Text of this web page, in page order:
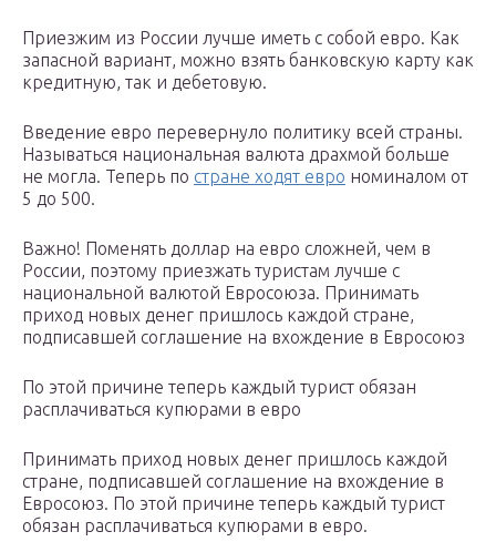
Приезжим из России лучше иметь с собой евро. Как
запасной вариант, можно взять банковскую карту как
кредитную, так и дебетовую.
Введение евро перевернуло политику всей страны.
Называться национальная валюта драхмой больше
не могла. Теперь по стране ходят евро номиналом от
5 до 500.
Важно! Поменять доллар на евро сложней, чем в
России, поэтому приезжать туристам лучше с
национальной валютой Евросоюза. Принимать
приход новых денег пришлось каждой стране,
подписавшей соглашение на вхождение в Евросоюз
По этой причине теперь каждый турист обязан
расплачиваться купюрами в евро
Принимать приход новых денег пришлось каждой
стране, подписавшей соглашение на вхождение в
Евросоюз. По этой причине теперь каждый турист
обязан расплачиваться купюрами в евро.